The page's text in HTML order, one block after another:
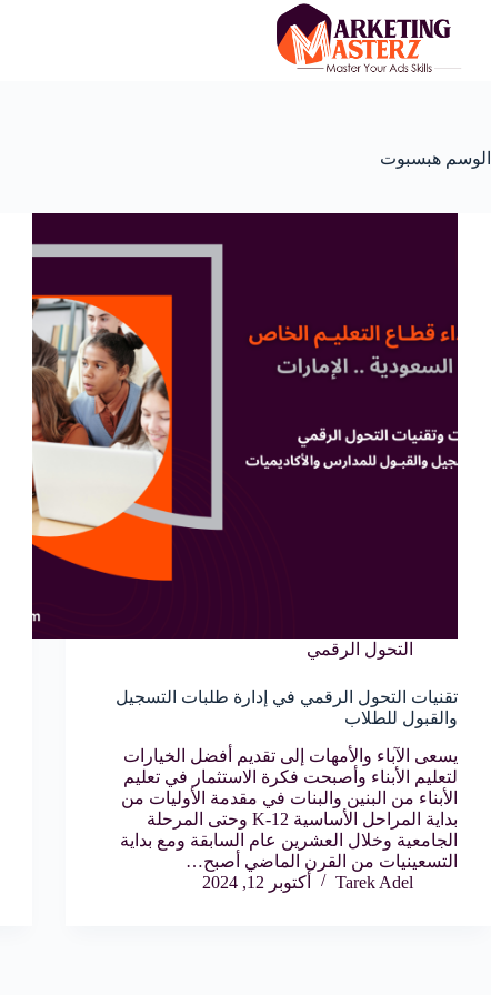
الوسم هبسبوت
التحول الرقمي
تقنيات التحول الرقمي في إدارة طلبات التسجيل
والقبول للطلاب
يسعى الآباء والأمهات إلى تقديم أفضل الخيارات
لتعليم الأبناء وأصبحت فكرة الاستثمار في تعليم
الأبناء من البنين والبنات في مقدمة الأوليات من
بداية المراحل الأساسية K-12 وحتى المرحلة
الجامعية وخلال العشرين عام السابقة ومع بداية
التسعينيات من القرن الماضي أصبح…
Tarek Adel
أكتوبر 12, 2024